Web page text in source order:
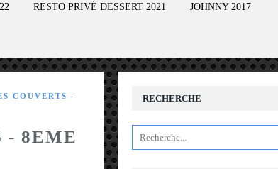
RESTO PRIVÉ DESSERT 2021 JOHNNY 2017
COUVERTS -
- 8EME
RECHERCHE